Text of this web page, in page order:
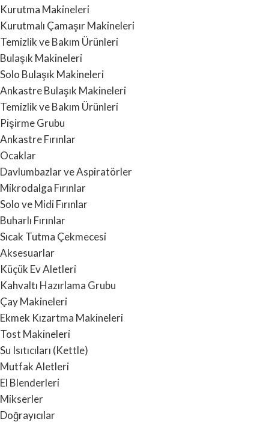
Kurutma Makineleri
Kurutmalı Çamaşır Makineleri
Temizlik ve Bakım Ürünleri
Bulaşık Makineleri
Solo Bulaşık Makineleri
Ankastre Bulaşık Makineleri
Temizlik ve Bakım Ürünleri
Pişirme Grubu
Ankastre Fırınlar
Ocaklar
Davlumbazlar ve Aspiratörler
Mikrodalga Fırınlar
Solo ve Midi Fırınlar
Buharlı Fırınlar
Sıcak Tutma Çekmecesi
Aksesuarlar
Küçük Ev Aletleri
Kahvaltı Hazırlama Grubu
Çay Makineleri
Ekmek Kızartma Makineleri
Tost Makineleri
Su Isıtıcıları (Kettle)
Mutfak Aletleri
El Blenderleri
Mikserler
Doğrayıcılar